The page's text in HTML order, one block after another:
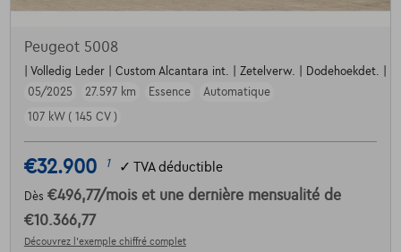
Peugeot 5008
| Volledig Leder | Custom Alcantara int. | Zetelverw. | Dodehoekdet. |
05/2025
27.597 km Essence
Automatique
107 kW ( 145 CV )
€32.900 1 ✓ TVA déductible
Dès €496,77/mois et une dernière mensualité de
€10.366,77
Découvrez l’exemple chiffré complet